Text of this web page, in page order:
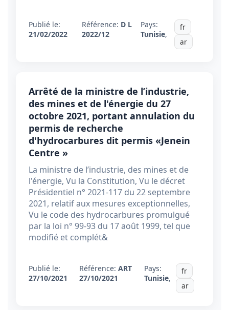
Publié le:
21/02/2022
Référence: D L
2022/12
Pays:
Tunisie,
fr
ar
Arrêté de la ministre de l’industrie,
des mines et de l'énergie du 27
octobre 2021, portant annulation du
permis de recherche
d'hydrocarbures dit permis «Jenein
Centre »
La ministre de l’industrie, des mines et de
l'énergie, Vu la Constitution, Vu le décret
Présidentiel n° 2021-117 du 22 septembre
2021, relatif aux mesures exceptionnelles,
Vu le code des hydrocarbures promulgué
par la loi n° 99-93 du 17 août 1999, tel que
modifié et complét&
Publié le:
27/10/2021
Référence: ART
27/10/2021
Pays:
Tunisie,
fr
ar